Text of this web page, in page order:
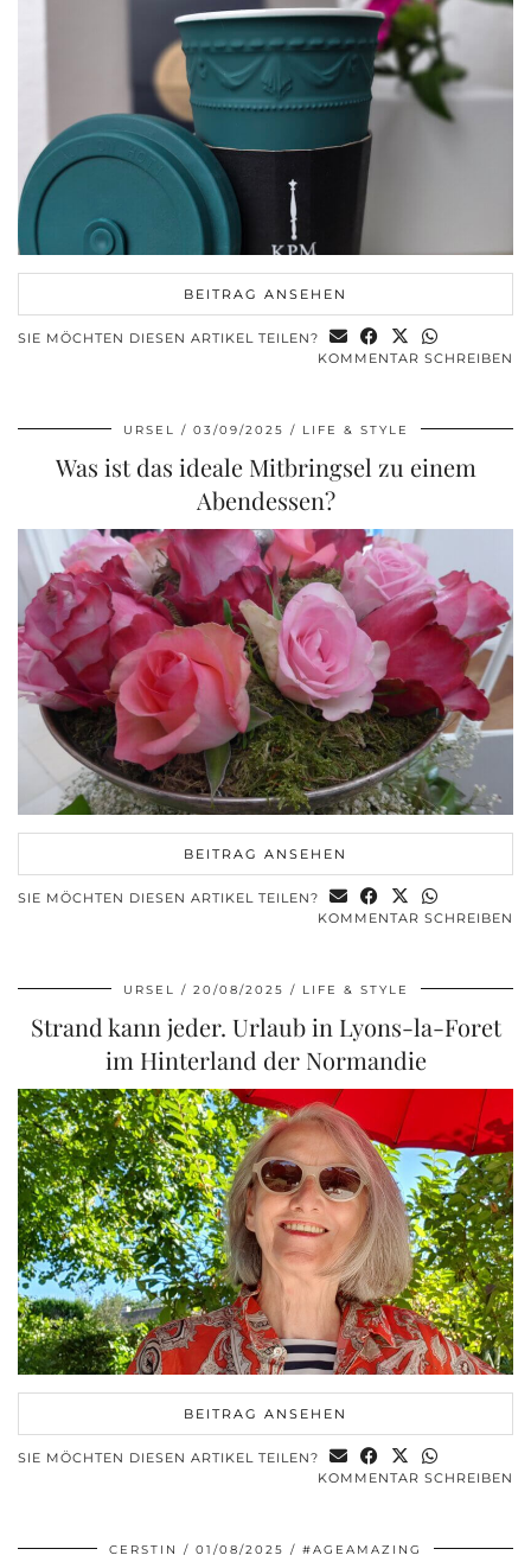
BEITRAG ANSEHEN
SIE MÖCHTEN DIESEN ARTIKEL TEILEN?
KOMMENTAR SCHREIBEN
URSEL 03/09/2025 LIFE & STYLE
Was ist das ideale Mitbringsel zu einem
Abendessen?
BEITRAG ANSEHEN
SIE MÖCHTEN DIESEN ARTIKEL TEILEN?
KOMMENTAR SCHREIBEN
URSEL 20/08/2025 LIFE & STYLE
Strand kann jeder. Urlaub in Lyons-la-Foret
im Hinterland der Normandie
BEITRAG ANSEHEN
SIE MÖCHTEN DIESEN ARTIKEL TEILEN?
KOMMENTAR SCHREIBEN
CERSTIN 01/08/2025 #AGEAMAZING